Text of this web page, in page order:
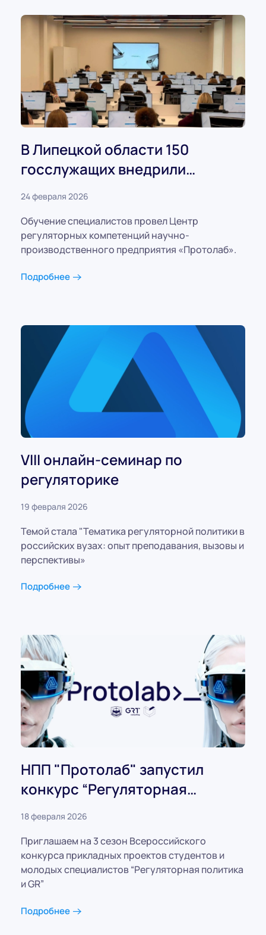
В Липецкой области 150
госслужащих внедрили
RegTech
24 февраля 2026
Обучение специалистов провел Центр
регуляторных компетенций научно-
производственного предприятия «Протолаб».
Подробнее
VIII онлайн-семинар по
регуляторике
19 февраля 2026
Темой стала "Тематика регуляторной политики в
российских вузах: опыт преподавания, вызовы и
перспективы»
Подробнее
НПП "Протолаб" запустил
конкурс “Регуляторная
политика и GR”
18 февраля 2026
Приглашаем на 3 сезон Всероссийского
конкурса прикладных проектов студентов и
молодых специалистов “Регуляторная политика
и GR”
Подробнее